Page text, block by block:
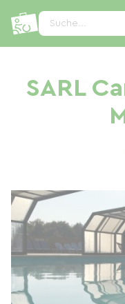
Suche...
SARL
Cookie-Einstellungen